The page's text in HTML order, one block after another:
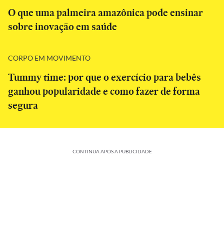
O que uma palmeira amazônica pode ensinar
sobre inovação em saúde
CORPO EM MOVIMENTO
Tummy time: por que o exercício para bebês
ganhou popularidade e como fazer de forma
segura
CONTINUA APÓS A PUBLICIDADE